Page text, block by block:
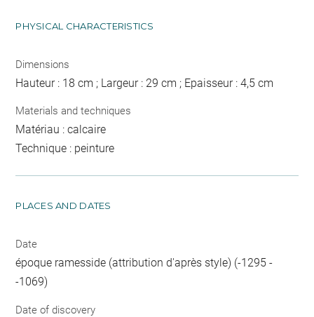
PHYSICAL CHARACTERISTICS
Dimensions
Hauteur : 18 cm ; Largeur : 29 cm ; Epaisseur : 4,5 cm
Materials and techniques
Matériau : calcaire
Technique : peinture
PLACES AND DATES
Date
époque ramesside (attribution d'après style) (-1295 -
-1069)
Date of discovery